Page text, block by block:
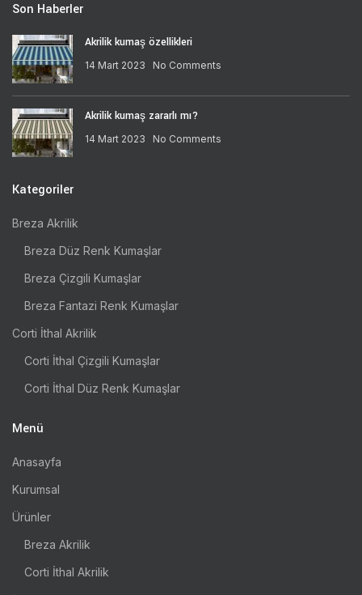
Son Haberler
Akrilik kumaş özellikleri
14 Mart 2023 No Comments
Akrilik kumaş zararlı mı?
14 Mart 2023 No Comments
Kategoriler
Breza Akrilik
Breza Düz Renk Kumaşlar
Breza Çizgili Kumaşlar
Breza Fantazi Renk Kumaşlar
Corti İthal Akrilik
Corti İthal Çizgili Kumaşlar
Corti İthal Düz Renk Kumaşlar
Menü
Anasayfa
Kurumsal
Ürünler
Breza Akrilik
Corti İthal Akrilik